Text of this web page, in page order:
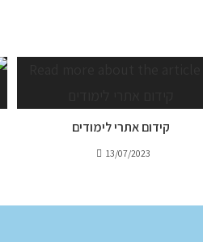
קידום אתרי לימודים
13/07/2023